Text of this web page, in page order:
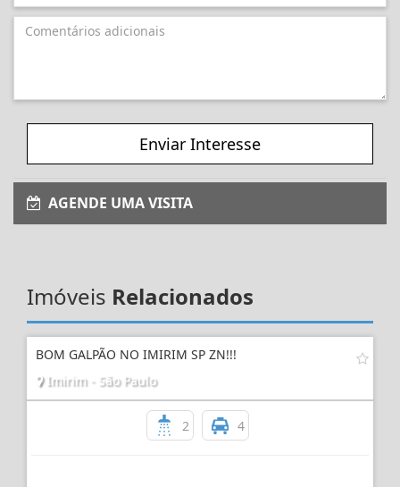
Enviar Interesse
ImóveisRelacionados
BOM GALPÃO NO IMIRIM SP ZN!!!